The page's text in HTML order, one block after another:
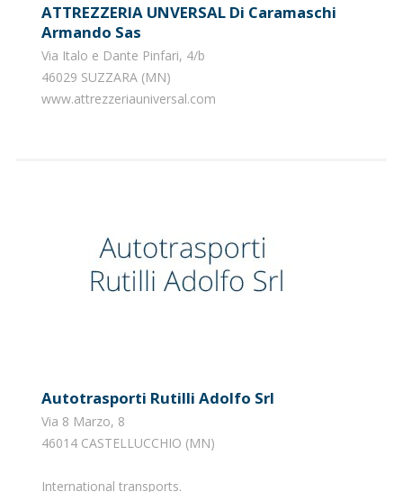
ATTREZZERIA UNVERSAL Di Caramaschi
Armando Sas
Via Italo e Dante Pinfari, 4/b
46029 SUZZARA (MN)
www.attrezzeriauniversal.com
Autotrasporti Rutilli Adolfo Srl
Via 8 Marzo, 8
46014 CASTELLUCCHIO (MN)
​International transports.